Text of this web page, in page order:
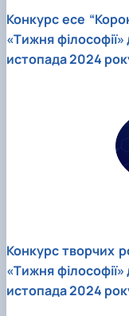
Конкурс есе
«Тижня філософії»
истопада 2024
Конкурс творчих
«Тижня філософії»
истопада 2024